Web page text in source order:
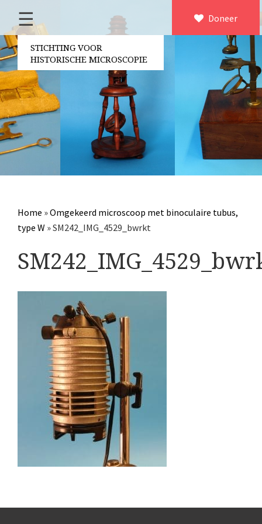
×
Home
Over ons
Contact
Bestuur
Vrijwilligers
Partners
Jaarverslagen
Microscopen
Overige optische instrumenten
Elektrische meetapparatuur
Boeken
Divers
Makers
Images
Culpeper (ca. 1735)
Cuff (ca. 1745)
volgens Culpeper (1750-
Dollond, ‘Jones’ most improved type’ (1800-1830)
Long, Gould type (1821-1850)
Nachet, ‘grand modèle’ (1856-1862)
Doneer
☰
STICHTING VOOR
HISTORISCHE MICROSCOPIE
Home »Omgekeerd microscoop met binoculaire tubus,
type W »SM242_IMG_4529_bwrkt